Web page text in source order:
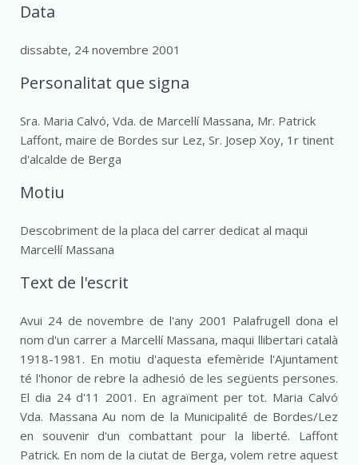
Data
dissabte, 24 novembre 2001
Personalitat que signa
Sra. Maria Calvó, Vda. de Marcel·lí Massana, Mr. Patrick
Laffont, maire de Bordes sur Lez, Sr. Josep Xoy, 1r tinent
d'alcalde de Berga
Motiu
Descobriment de la placa del carrer dedicat al maqui
Marcel·lí Massana
Text de l'escrit
Avui 24 de novembre de l'any 2001 Palafrugell dona el
nom d'un carrer a Marcel·lí Massana, maqui llibertari català
1918-1981. En motiu d'aquesta efemèride l'Ajuntament
té l'honor de rebre la adhesió de les següents persones.
El dia 24 d'11 2001. En agraïment per tot. Maria Calvó
Vda. Massana Au nom de la Municipalité de Bordes/Lez
en souvenir d'un combattant pour la liberté. Laffont
Patrick. En nom de la ciutat de Berga, volem retre aquest